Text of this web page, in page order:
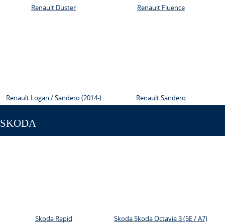
Renault Duster Renault Fluence
Renault Logan / Sandero (2014-) Renault Sandero
SKODA
Skoda Rapid Skoda Skoda Octavia 3 (5E / A7)